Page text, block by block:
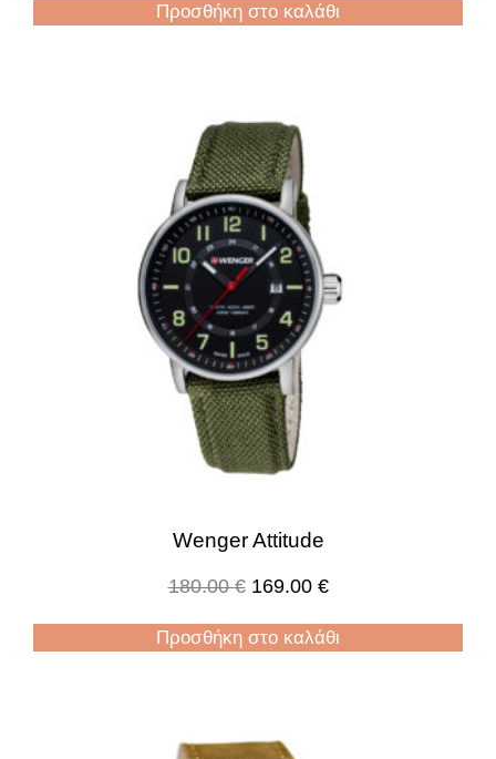
Προσθήκη στο καλάθι
Wenger Attitude
180.00€ 169.00 €
Προσθήκη στο καλάθι